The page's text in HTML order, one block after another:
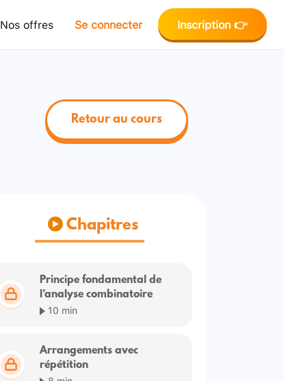
Nos offres Se connecter Inscription 👉
Retour au cours
Chapitres
Principe fondamental de
l’analyse combinatoire
10 min
Arrangements avec
répétition